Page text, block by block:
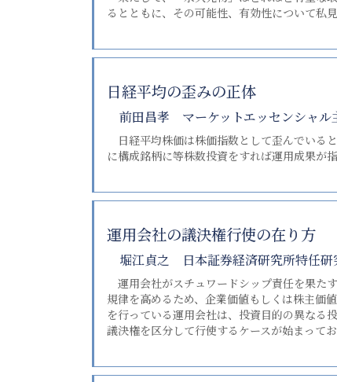
るとともに、その可能性、有効性について私
日経平均の歪みの正体
前田昌孝 マーケットエッセンシャル
日経平均株価は株価指数として歪んでいる
に構成銘柄に等株数投資をすれば運用成果が
運用会社の議決権行使の在り方
堀江貞之 日本証券経済研究所特任研
運用会社がスチュワードシップ責任を果た
規律を高めるため、企業価値もしくは株主価
を行っている運用会社は、投資目的の異なる
議決権を区分して行使するケースが始まって